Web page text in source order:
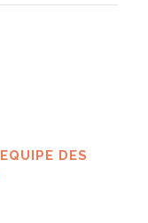
EQUIPE DES